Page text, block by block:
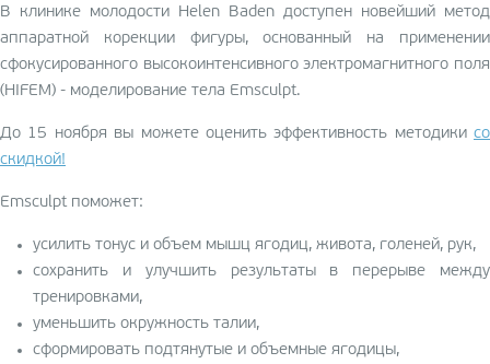
В клинике молодости Helen Baden доступен новейший метод
аппаратной корекции фигуры, основанный на применении
сфокусированного высокоинтенсивного электромагнитного поля
(HIFEM) - моделирование тела Emsculpt.
До 15 ноября вы можете оценить эффективность методики со
скидкой!
Emsculpt поможет:
усилить тонус и объем мышц ягодиц, живота, голеней, рук,
сохранить и улучшить результаты в перерыве между
тренировками,
уменьшить окружность талии,
сформировать подтянутые и объемные ягодицы,